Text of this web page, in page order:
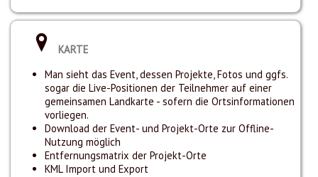
KARTE
Man sieht das Event, dessen Projekte, Fotos und ggfs.
sogar die Live-Positionen der Teilnehmer auf einer
gemeinsamen Landkarte - sofern die Ortsinformationen
vorliegen.
Download der Event- und Projekt-Orte zur Offline-
Nutzung möglich
Entfernungsmatrix der Projekt-Orte
KML Import und Export